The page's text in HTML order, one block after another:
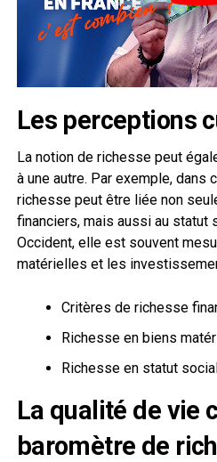
Les perceptions
La notion de richesse peut
à une autre. Par exemple, dans
richesse peut être liée non
financiers, mais aussi au statut
Occident, elle est souvent
matérielles et les
Critères de richesse
Richesse en biens
Richesse en statut
La qualité de vie
baromètre de